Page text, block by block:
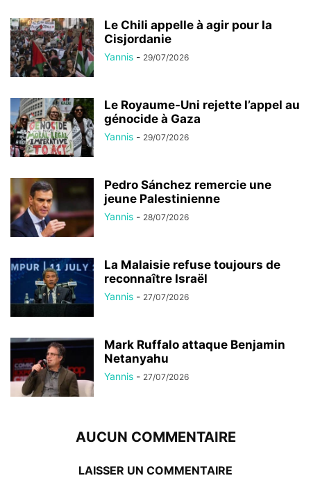
Le Chili appelle à agir pour la
Cisjordanie
Yannis - 29/07/2026
Le Royaume-Uni rejette l’appel au
génocide à Gaza
Yannis - 29/07/2026
Pedro Sánchez remercie une
jeune Palestinienne
Yannis - 28/07/2026
La Malaisie refuse toujours de
reconnaître Israël
Yannis - 27/07/2026
Mark Ruffalo attaque Benjamin
Netanyahu
Yannis - 27/07/2026
AUCUN COMMENTAIRE
LAISSER UN COMMENTAIRE